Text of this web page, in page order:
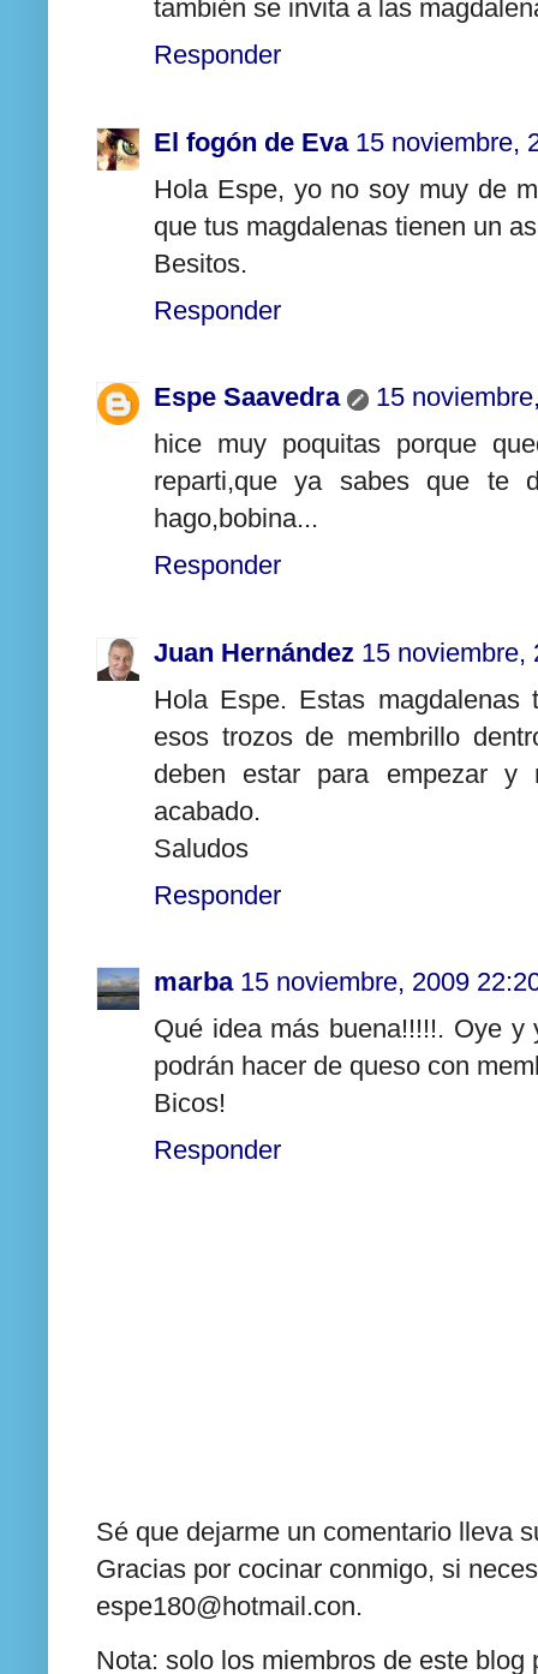
también se invita a las
Responder
El fogón de Eva 15 noviembre,
Hola Espe, yo no soy muy de
que tus magdalenas tienen un
Besitos.
Responder
Espe Saavedra
15
hice muy poquitas porque
reparti,que ya sabes que te
hago,bobina...
Responder
Juan Hernández 15 noviembre,
Hola Espe. Estas
esos trozos de membrillo
deben estar para empezar
acabado.
Saludos
Responder
marba 15 noviembre, 2009
Qué idea más buena!!!!!. Oye
podrán hacer de queso con
Bicos!
Responder
Sé que dejarme un comentario lleva
Gracias por cocinar conmigo, si
espe180@hotmail.con.
Nota: solo los miembros de este